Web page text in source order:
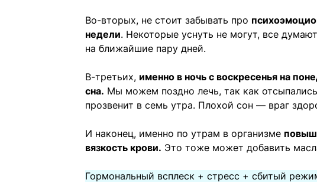
Во-вторых, не стоит забывать про
недели. Некоторые уснуть не могут, все
на ближайшие пару дней.
В-третьих, именно в ночь с воскресенья на
сна. Мы можем поздно лечь, так как
прозвенит в семь утра. Плохой сон — враг
И наконец, именно по утрам в организме
вязкость крови. Это тоже может добавить
Гормональный всплеск + стресс + сбитый